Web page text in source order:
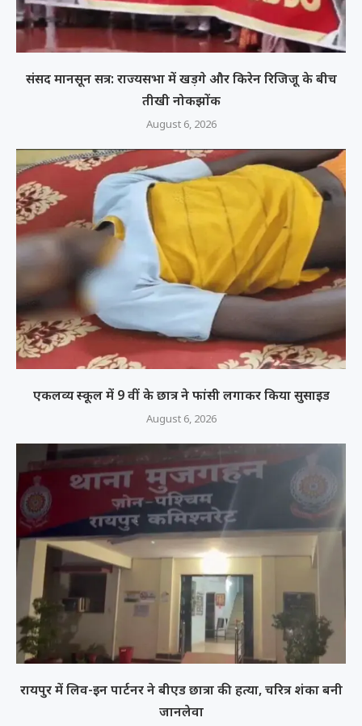
संसद मानसून सत्र: राज्यसभा में खड़गे और किरेन रिजिजू के बीच
तीखी नोकझोंक
August 6, 2026
एकलव्य स्कूल में 9 वीं के छात्र ने फांसी लगाकर किया सुसाइड
August 6, 2026
रायपुर में लिव-इन पार्टनर ने बीएड छात्रा की हत्या, चरित्र शंका बनी
जानलेवा